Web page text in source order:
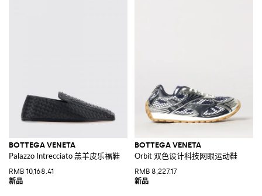
BOTTEGA VENETA
Palazzo Intrecciato 羔羊皮乐福鞋
RMB 10,168.41
BOTTEGA VENETA
Orbit 双色设计科技网眼运动鞋
RMB 8,227.17